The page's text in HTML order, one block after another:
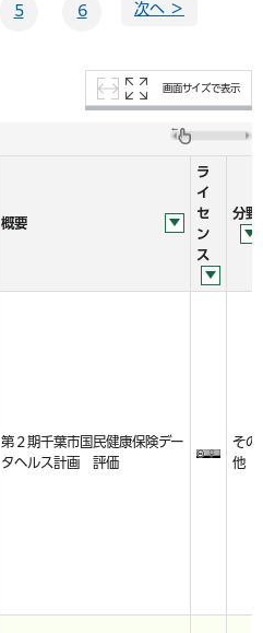
5 6 次へ ＞
画面サイズで表示
概要
ラ
イ
セ
ン
ス
分野
第２期千葉市国民健康保険デー
タヘルス計画 評価
その
他